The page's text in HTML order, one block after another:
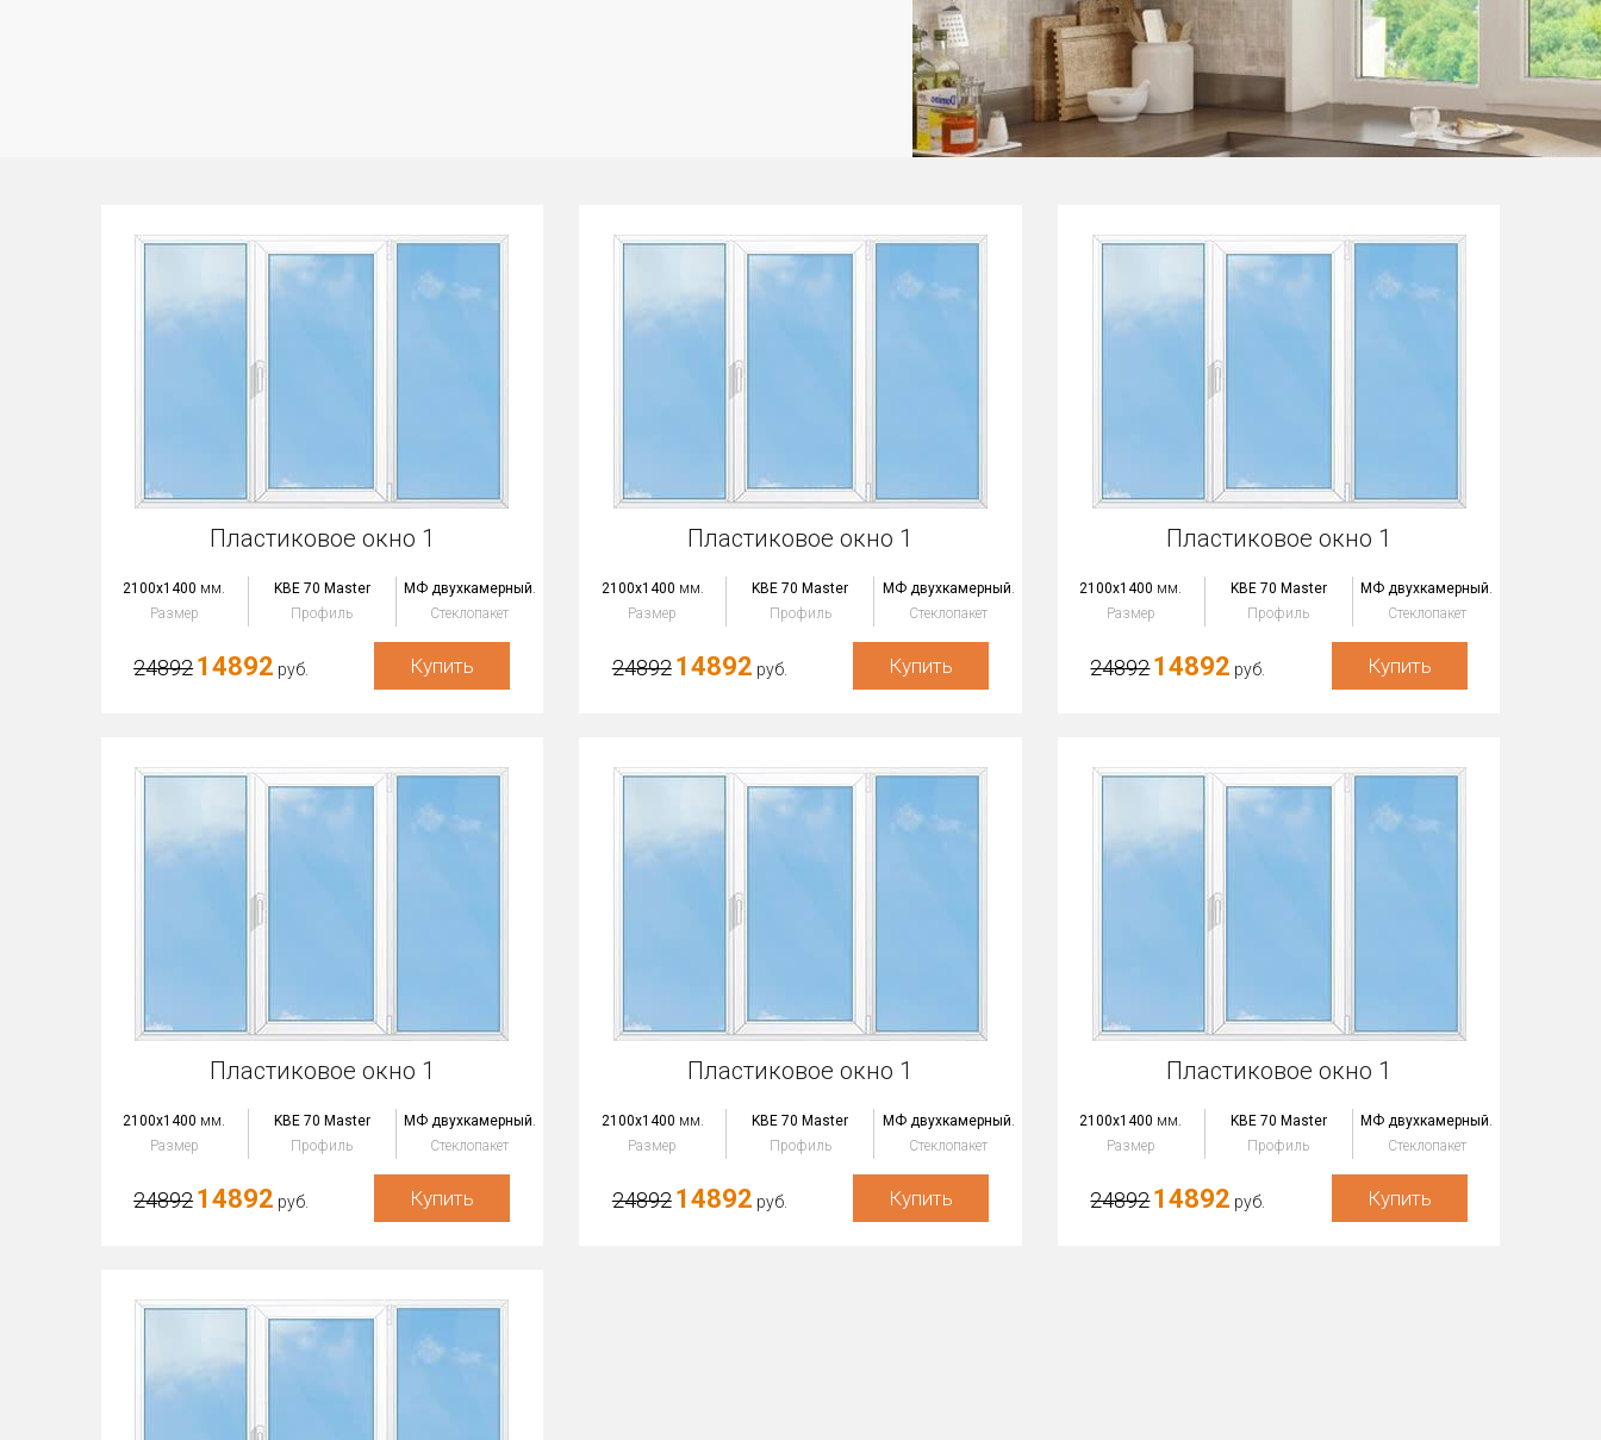
Пластиковое окно 1
2100x1400 мм.
Размер
KBE 70 Master
Профиль
МФ двухкамерный.
Стеклопакет
2489214892 руб. Купить
Пластиковое окно 1
2100x1400 мм.
Размер
KBE 70 Master
Профиль
МФ двухкамерный.
Стеклопакет
2489214892 руб. Купить
Пластиковое окно 1
2100x1400 мм.
Размер
KBE 70 Master
Профиль
МФ двухкамерный.
Стеклопакет
2489214892 руб. Купить
Пластиковое окно 1
2100x1400 мм.
Размер
KBE 70 Master
Профиль
МФ двухкамерный.
Стеклопакет
2489214892 руб. Купить
Пластиковое окно 1
2100x1400 мм.
Размер
KBE 70 Master
Профиль
МФ двухкамерный.
Стеклопакет
2489214892 руб. Купить
Пластиковое окно 1
2100x1400 мм.
Размер
KBE 70 Master
Профиль
МФ двухкамерный.
Стеклопакет
2489214892 руб. Купить